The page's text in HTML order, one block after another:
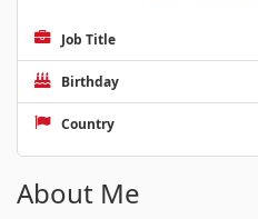
Job Title
Birthday
Country
About Me